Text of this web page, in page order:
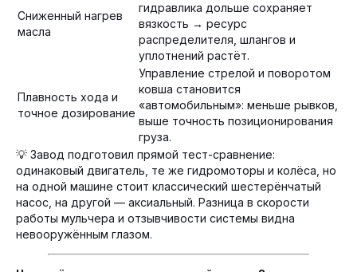
Сниженный нагрев
масла
гидравлика дольше сохраняет
вязкость → ресурс
распределителя, шлангов и
уплотнений растёт.
Плавность хода и
точное дозирование
Управление стрелой и поворотом
ковша становится
«автомобильным»: меньше рывков,
выше точность позиционирования
груза.
💡 Завод подготовил прямой тест-сравнение:
одинаковый двигатель, те же гидромоторы и колёса, но
на одной машине стоит классический шестерёнчатый
насос, на другой — аксиальный. Разница в скорости
работы мульчера и отзывчивости системы видна
невооружённым глазом.